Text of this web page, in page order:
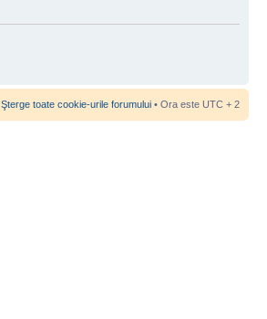
Şterge toate cookie-urile forumului • Ora este UTC + 2